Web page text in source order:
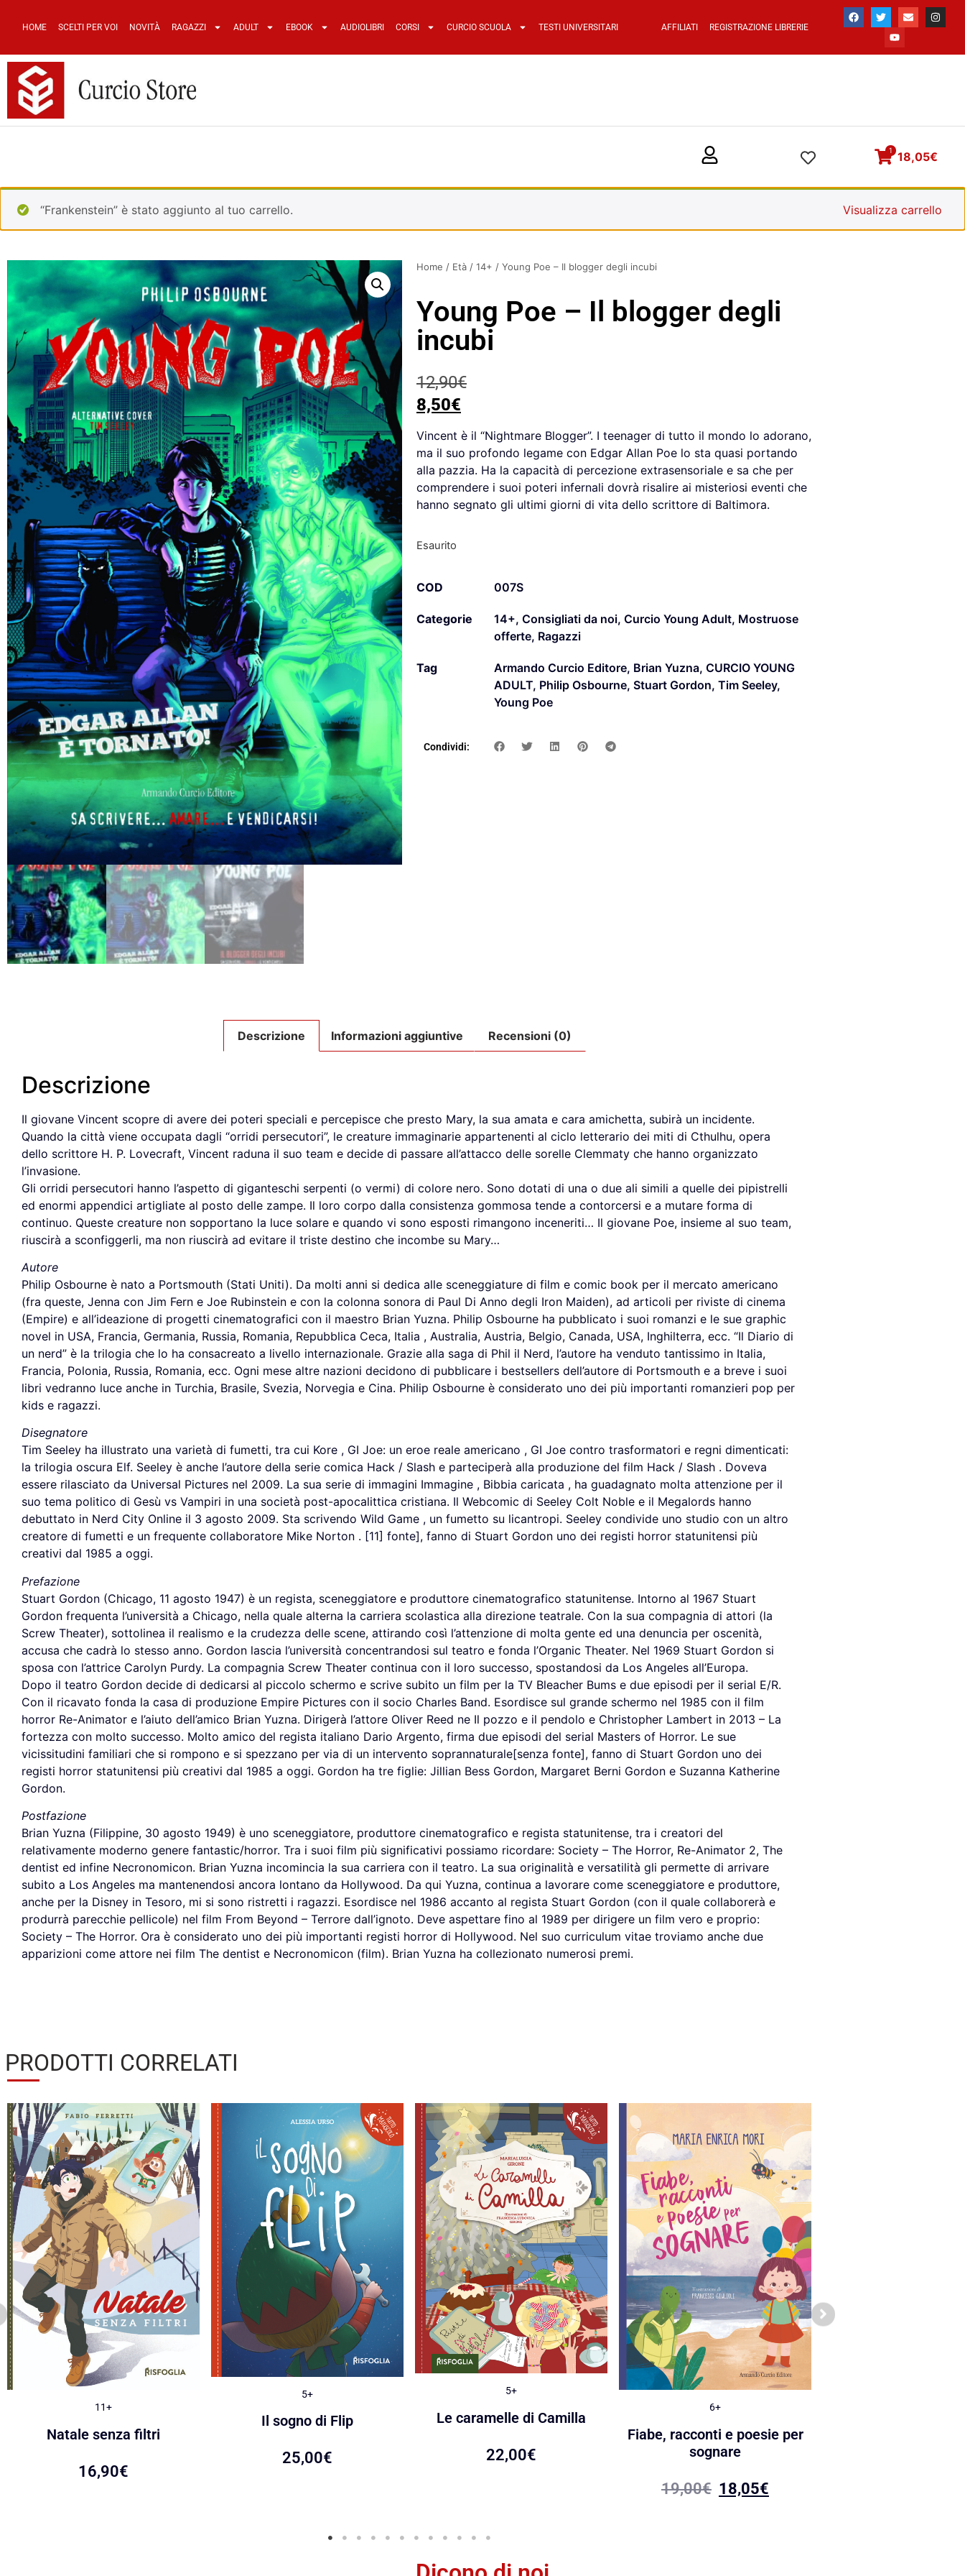
HOME SCELTI PER VOI NOVITÀ RAGAZZI ADULT EBOOK AUDIOLIBRI CORSI CURCIO SCUOLA TESTI UNIVERSITARI AFFILIATI REGISTRAZIONE LIBRERIE
18,05€
1
“Frankenstein” è stato aggiunto al tuo carrello. Visualizza carrello
Home / Età / 14+ / Young Poe – Il blogger degli incubi
Young Poe – Il blogger degli
incubi
12,90€
8,50€
Vincent è il “Nightmare Blogger”. I teenager di tutto il mondo lo adorano,
ma il suo profondo legame con Edgar Allan Poe lo sta quasi portando
alla pazzia. Ha la capacità di percezione extrasensoriale e sa che per
comprendere i suoi poteri infernali dovrà risalire ai misteriosi eventi che
hanno segnato gli ultimi giorni di vita dello scrittore di Baltimora.
Esaurito
COD 007S
Categorie 14+, Consigliati da noi, Curcio Young Adult, Mostruose
offerte, Ragazzi
Tag Armando Curcio Editore, Brian Yuzna, CURCIO YOUNG
ADULT, Philip Osbourne, Stuart Gordon, Tim Seeley,
Young Poe
Condividi:
Descrizione Informazioni aggiuntive Recensioni (0)
Descrizione
Il giovane Vincent scopre di avere dei poteri speciali e percepisce che presto Mary, la sua amata e cara amichetta, subirà un incidente.
Quando la città viene occupata dagli “orridi persecutori”, le creature immaginarie appartenenti al ciclo letterario dei miti di Cthulhu, opera
dello scrittore H. P. Lovecraft, Vincent raduna il suo team e decide di passare all’attacco delle sorelle Clemmaty che hanno organizzato
l’invasione.
Gli orridi persecutori hanno l’aspetto di giganteschi serpenti (o vermi) di colore nero. Sono dotati di una o due ali simili a quelle dei pipistrelli
ed enormi appendici artigliate al posto delle zampe. Il loro corpo dalla consistenza gommosa tende a contorcersi e a mutare forma di
continuo. Queste creature non sopportano la luce solare e quando vi sono esposti rimangono inceneriti… Il giovane Poe, insieme al suo team,
riuscirà a sconfiggerli, ma non riuscirà ad evitare il triste destino che incombe su Mary…
Autore
Philip Osbourne è nato a Portsmouth (Stati Uniti). Da molti anni si dedica alle sceneggiature di film e comic book per il mercato americano
(fra queste, Jenna con Jim Fern e Joe Rubinstein e con la colonna sonora di Paul Di Anno degli Iron Maiden), ad articoli per riviste di cinema
(Empire) e all’ideazione di progetti cinematografici con il maestro Brian Yuzna. Philip Osbourne ha pubblicato i suoi romanzi e le sue graphic
novel in USA, Francia, Germania, Russia, Romania, Repubblica Ceca, Italia , Australia, Austria, Belgio, Canada, USA, Inghilterra, ecc. “Il Diario di
un nerd” è la trilogia che lo ha consacreato a livello internazionale. Grazie alla saga di Phil il Nerd, l’autore ha venduto tantissimo in Italia,
Francia, Polonia, Russia, Romania, ecc. Ogni mese altre nazioni decidono di pubblicare i bestsellers dell’autore di Portsmouth e a breve i suoi
libri vedranno luce anche in Turchia, Brasile, Svezia, Norvegia e Cina. Philip Osbourne è considerato uno dei più importanti romanzieri pop per
kids e ragazzi.
Disegnatore
Tim Seeley ha illustrato una varietà di fumetti, tra cui Kore , GI Joe: un eroe reale americano , GI Joe contro trasformatori e regni dimenticati:
la trilogia oscura Elf. Seeley è anche l’autore della serie comica Hack / Slash e parteciperà alla produzione del film Hack / Slash . Doveva
essere rilasciato da Universal Pictures nel 2009. La sua serie di immagini Immagine , Bibbia caricata , ha guadagnato molta attenzione per il
suo tema politico di Gesù vs Vampiri in una società post-apocalittica cristiana. Il Webcomic di Seeley Colt Noble e il Megalords hanno
debuttato in Nerd City Online il 3 agosto 2009. Sta scrivendo Wild Game , un fumetto su licantropi. Seeley condivide uno studio con un altro
creatore di fumetti e un frequente collaboratore Mike Norton . [11] fonte], fanno di Stuart Gordon uno dei registi horror statunitensi più
creativi dal 1985 a oggi.
Prefazione
Stuart Gordon (Chicago, 11 agosto 1947) è un regista, sceneggiatore e produttore cinematografico statunitense. Intorno al 1967 Stuart
Gordon frequenta l’università a Chicago, nella quale alterna la carriera scolastica alla direzione teatrale. Con la sua compagnia di attori (la
Screw Theater), sottolinea il realismo e la crudezza delle scene, attirando così l’attenzione di molta gente ed una denuncia per oscenità,
accusa che cadrà lo stesso anno. Gordon lascia l’università concentrandosi sul teatro e fonda l’Organic Theater. Nel 1969 Stuart Gordon si
sposa con l’attrice Carolyn Purdy. La compagnia Screw Theater continua con il loro successo, spostandosi da Los Angeles all’Europa.
Dopo il teatro Gordon decide di dedicarsi al piccolo schermo e scrive subito un film per la TV Bleacher Bums e due episodi per il serial E/R.
Con il ricavato fonda la casa di produzione Empire Pictures con il socio Charles Band. Esordisce sul grande schermo nel 1985 con il film
horror Re-Animator e l’aiuto dell’amico Brian Yuzna. Dirigerà l’attore Oliver Reed ne Il pozzo e il pendolo e Christopher Lambert in 2013 – La
fortezza con molto successo. Molto amico del regista italiano Dario Argento, firma due episodi del serial Masters of Horror. Le sue
vicissitudini familiari che si rompono e si spezzano per via di un intervento soprannaturale[senza fonte], fanno di Stuart Gordon uno dei
registi horror statunitensi più creativi dal 1985 a oggi. Gordon ha tre figlie: Jillian Bess Gordon, Margaret Berni Gordon e Suzanna Katherine
Gordon.
Postfazione
Brian Yuzna (Filippine, 30 agosto 1949) è uno sceneggiatore, produttore cinematografico e regista statunitense, tra i creatori del
relativamente moderno genere fantastic/horror. Tra i suoi film più significativi possiamo ricordare: Society – The Horror, Re-Animator 2, The
dentist ed infine Necronomicon. Brian Yuzna incomincia la sua carriera con il teatro. La sua originalità e versatilità gli permette di arrivare
subito a Los Angeles ma mantenendosi ancora lontano da Hollywood. Da qui Yuzna, continua a lavorare come sceneggiatore e produttore,
anche per la Disney in Tesoro, mi si sono ristretti i ragazzi. Esordisce nel 1986 accanto al regista Stuart Gordon (con il quale collaborerà e
produrrà parecchie pellicole) nel film From Beyond – Terrore dall’ignoto. Deve aspettare fino al 1989 per dirigere un film vero e proprio:
Society – The Horror. Ora è considerato uno dei più importanti registi horror di Hollywood. Nel suo curriculum vitae troviamo anche due
apparizioni come attore nei film The dentist e Necronomicon (film). Brian Yuzna ha collezionato numerosi premi.
PRODOTTI CORRELATI
11+
Natale senza filtri
16,90€
5+
Il sogno di Flip
25,00€
5+
Le caramelle di Camilla
22,00€
6+
Fiabe, racconti e poesie per
sognare
19,00€ 18,05€